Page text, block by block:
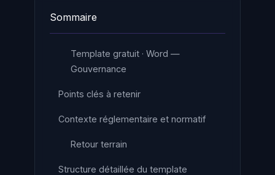
Sommaire
Template gratuit · Word —
Gouvernance
Points clés à retenir
Contexte réglementaire et normatif
Retour terrain
Structure détaillée du template